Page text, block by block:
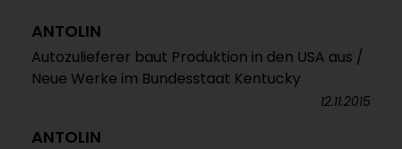
ANTOLIN
Autozulieferer baut Produktion in den USA aus /
Neue Werke im Bundesstaat Kentucky
12.11.2015
ANTOLIN